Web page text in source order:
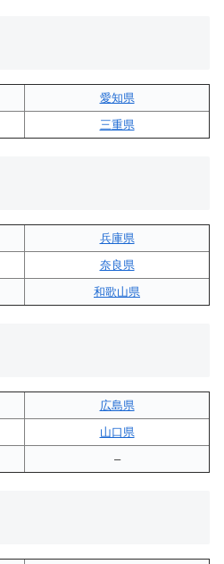
愛知県
三重県
兵庫県
奈良県
和歌山県
広島県
山口県
–